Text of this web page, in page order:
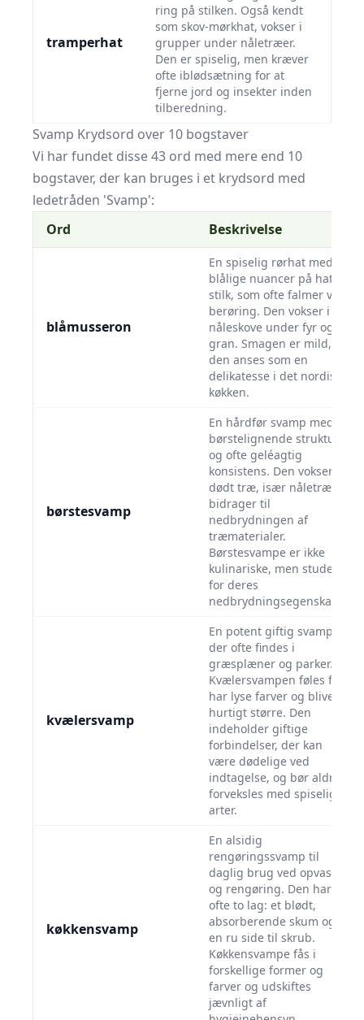
tramperhat
ring på stilken. Også kendt
som skov-mørkhat, vokser i
grupper under nåletræer.
Den er spiselig, men kræver
ofte iblødsætning for at
fjerne jord og insekter inden
tilberedning.
Svamp Krydsord over 10 bogstaver
Vi har fundet disse 43 ord med mere end 10
bogstaver, der kan bruges i et krydsord med
ledetråden 'Svamp':
Ord
Beskrivelse
blåmusseron
En spiselig rørhat med
blålige nuancer på hat og
stilk, som ofte falmer ved
berøring. Den vokser i
nåleskove under fyr og
gran. Smagen er mild, og
den anses som en
delikatesse i det nordiske
køkken.
børstesvamp
En hårdfør svamp med
børstelignende struktur
og ofte geléagtig
konsistens. Den vokser på
dødt træ, især nåletræ, og
bidrager til
nedbrydningen af
træmaterialer.
Børstesvampe er ikke
kulinariske, men studeres
for deres
nedbrydningsegenskaber.
kvælersvamp
En potent giftig svamp,
der ofte findes i
græsplæner og parker.
Kvælersvampen føles fast,
har lyse farver og bliver
hurtigt større. Den
indeholder giftige
forbindelser, der kan
være dødelige ved
indtagelse, og bør aldrig
forveksles med spiselige
arter.
køkkensvamp
En alsidig
rengøringssvamp til
daglig brug ved opvask
og rengøring. Den har
ofte to lag: et blødt,
absorberende skum og
en ru side til skrub.
Køkkensvampe fås i
forskellige former og
farver og udskiftes
jævnligt af